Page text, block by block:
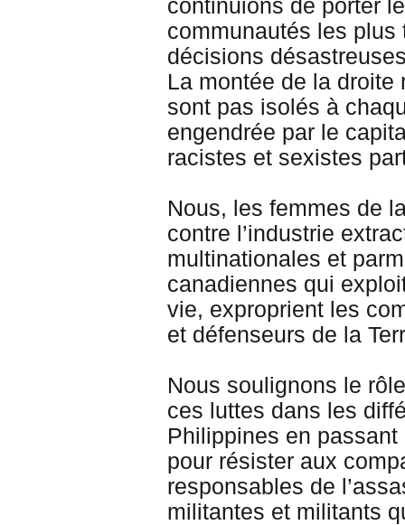
continuions de porter
communautés les
décisions
La montée de la
sont pas isolés à
engendrée par le
racistes et sexistes
Nous, les femmes de
contre l’industrie
multinationales et
canadiennes qui
vie, exproprient les
et défenseurs de la
Nous soulignons le
ces luttes dans les
Philippines en
pour résister aux
responsables de
militantes et militants